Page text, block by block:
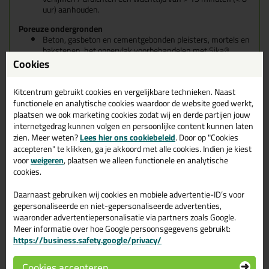
uur) aanhouden.
Poreuzeondergronden
Beton, gasbeton en cementgebonden pleisters, mortels en
bakstenen, het oppervlak voorbehandelen metSika®
Primer-3 N
verlijmen / afdichten een wachttijd van > 30 minuten (< 8
Opmerking: Primers en activatoren zijn hechtingsbevorderaars
en geen alternatief om een slechte voorbereiding / reiniging van
het voegoppervlak te verbeteren. Primers verbeteren ook de
langdurige hechting van de afgedichte voeg. Neem contact op met
de technische dienst van Sika voor meer informatie.
Verwerking / gereedschappen
Volg strikt de installatieprocedures zoals gedefinieerd in method
statements, toepassingshandleidingen en werkinstructies, die
altijd moeten worden aangepast aan de werkelijke
locatieomstandigheden.
Verlijmingswijze
Cookies
Kitcentrum gebruikt cookies en vergelijkbare technieken. Naast
functionele en analytische cookies waardoor de website goed werkt,
plaatsen we ook marketing cookies zodat wij en derde partijen jouw
internetgedrag kunnen volgen en persoonlijke content kunnen laten
zien. Meer weten?Lees hier ons cookiebeleid. Door op "Cookies
accepteren" te klikken, ga je akkoord met alle cookies. Indien je kiest
voorweigeren, plaatsen we alleen functionele en analytische
cookies.
Daarnaast gebruiken wij cookies en mobiele advertentie-ID’s voor
gepersonaliseerde en niet-gepersonaliseerde advertenties,
waaronder advertentiepersonalisatie via partners zoals Google.
Meer informatie over hoe Google persoonsgegevens gebruikt:
https://business.safety.google/privacy/